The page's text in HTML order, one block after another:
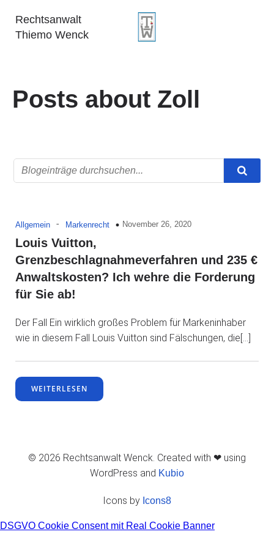
Rechtsanwalt
Thiemo Wenck
Posts about Zoll
Allgemein - Markenrecht November 26, 2020
Louis Vuitton,
Grenzbeschlagnahmeverfahren und 235 €
Anwaltskosten? Ich wehre die Forderung
für Sie ab!
Der Fall Ein wirklich großes Problem für Markeninhaber
wie in diesem Fall Louis Vuitton sind Fälschungen, die[…]
WEITERLESEN
© 2026 Rechtsanwalt Wenck. Created with ❤ using
WordPress and Kubio
Icons by Icons8
DSGVO Cookie Consent mit Real Cookie Banner